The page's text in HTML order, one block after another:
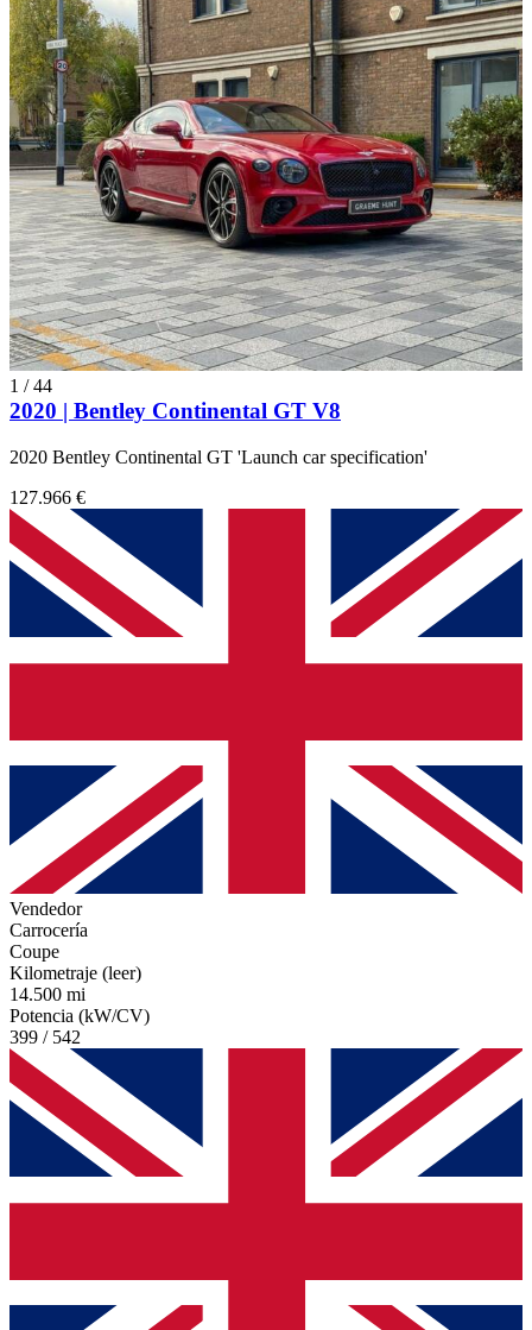
1 /44
2020 | Bentley Continental GT V8
2020 Bentley Continental GT 'Launch car specification'
127.966 €
Vendedor
Carrocería
Coupe
Kilometraje (leer)
14.500 mi
Potencia (kW/CV)
399 / 542